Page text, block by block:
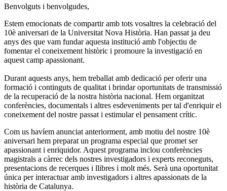
Benvolguts i benvolgudes,
Estem emocionats de compartir amb tots vosaltres la celebració del
10è aniversari de la Universitat Nova Història. Han passat ja deu
anys des que vam fundar aquesta institució amb l'objectiu de
fomentar el coneixement històric i promoure la investigació en
aquest camp apassionant.
Durant aquests anys, hem treballat amb dedicació per oferir una
formació i continguts de qualitat i brindar oportunitats de transmissió
de la recuperació de la nostra història nacional. Hem organitzat
conferències, documentals i altres esdeveniments per tal d'enriquir el
coneixement del nostre passat i estimular el pensament crític.
Com us havíem anunciat anteriorment, amb motiu del nostre 10è
aniversari hem preparat un programa especial que promet ser
apassionant i enriquidor. Aquest programa inclou conferències
magistrals a càrrec dels nostres investigadors i experts reconeguts,
presentacions de recerques i llibres i molt més. Serà una oportunitat
única per interactuar amb investigadors i altres apassionats de la
història de Catalunya.